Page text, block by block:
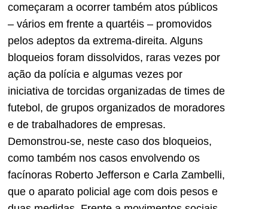
começaram a ocorrer também atos públicos
– vários em frente a quartéis – promovidos
pelos adeptos da extrema-direita. Alguns
bloqueios foram dissolvidos, raras vezes por
ação da polícia e algumas vezes por
iniciativa de torcidas organizadas de times de
futebol, de grupos organizados de moradores
e de trabalhadores de empresas.
Demonstrou-se, neste caso dos bloqueios,
como também nos casos envolvendo os
facínoras Roberto Jefferson e Carla Zambelli,
que o aparato policial age com dois pesos e